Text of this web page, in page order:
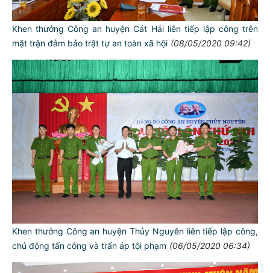
Khen thưởng Công an huyện Cát Hải liên tiếp lập công trên
mặt trận đảm bảo trật tự an toàn xã hội (08/05/2020 09:42)
Khen thưởng Công an huyện Thủy Nguyên liên tiếp lập công,
chủ động tấn công và trấn áp tội phạm (06/05/2020 06:34)